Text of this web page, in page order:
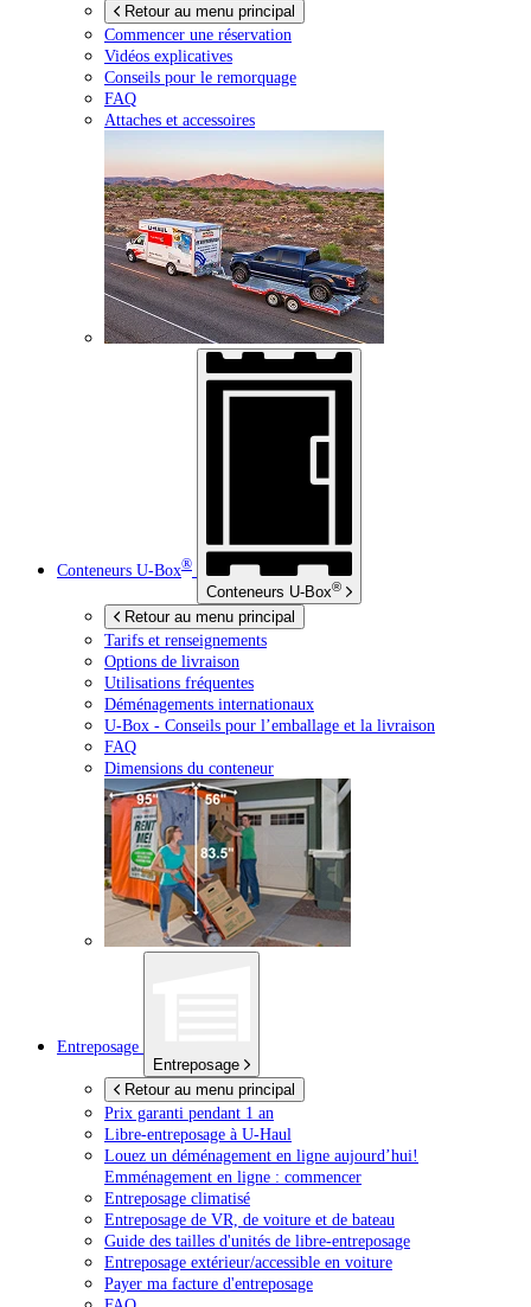
Retour au menu principal
Commencer une réservation
Vidéos explicatives
Conseils pour le remorquage
FAQ
Attaches et accessoires
Conteneurs U-Box®
Conteneurs U-Box®
Retour au menu principal
Tarifs et renseignements
Options de livraison
Utilisations fréquentes
Déménagements internationaux
U-Box - Conseils pour l’emballage et la livraison
FAQ
Dimensions du conteneur
Entreposage
Entreposage
Retour au menu principal
Prix garanti pendant 1 an
Libre-entreposage à U-Haul
Louez un déménagement en ligne aujourd’hui!
Emménagement en ligne : commencer
Entreposage climatisé
Entreposage de VR, de voiture et de bateau
Guide des tailles d'unités de libre-entreposage
Entreposage extérieur/accessible en voiture
Payer ma facture d'entreposage